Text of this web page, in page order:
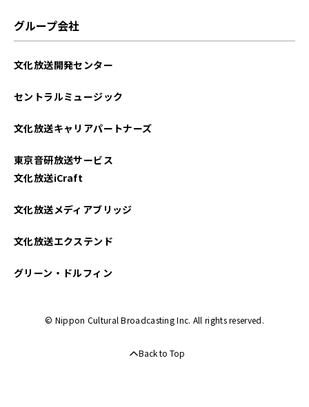
2021年12月
グループ会社
文化放送開発センター
セントラルミュージック
文化放送キャリアパートナーズ
東京音研放送サービス
文化放送iCraft
文化放送メディアブリッジ
文化放送エクステンド
グリーン・ドルフィン
© Nippon Cultural Broadcasting Inc. All rights reserved.
Back to Top